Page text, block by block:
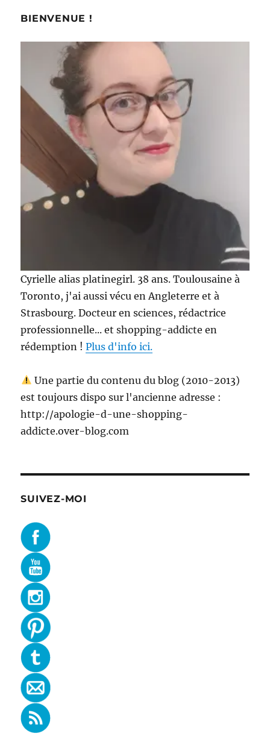
BIENVENUE !
Cyrielle alias platinegirl. 38 ans. Toulousaine à
Toronto, j'ai aussi vécu en Angleterre et à
Strasbourg. Docteur en sciences, rédactrice
professionnelle... et shopping-addicte en
rédemption !Plus d'info ici.
Une partie du contenu du blog (2010-2013)
est toujours dispo sur l'ancienne adresse :
http://apologie-d-une-shopping-
addicte.over-blog.com
SUIVEZ-MOI